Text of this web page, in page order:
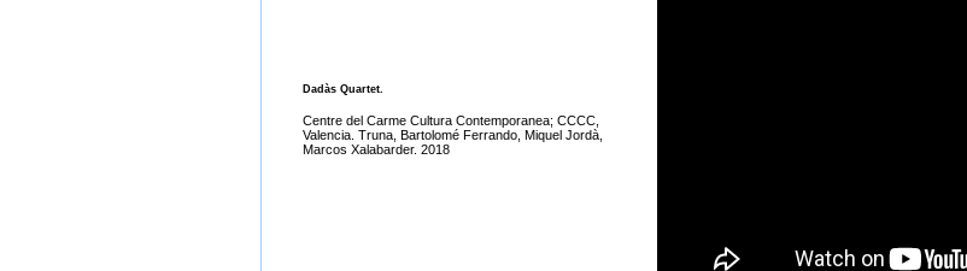
Dadàs Quartet.
Centre del Carme Cultura Contemporanea; CCCC,
Valencia. Truna, Bartolomé Ferrando, Miquel Jordà,
Marcos Xalabarder. 2018